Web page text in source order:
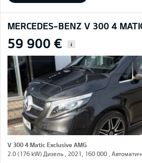
MERCEDES-BENZ V 300 4
59 900 € i
V 300 4 Matic Exclusive AMG
2.0 (176 kW) Дизель , 2021, 160 000 ,